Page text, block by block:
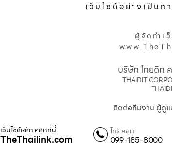
เว็บไซต์อย่างเป็นท
ผู้จัดทำเ
บริษัท ไทยดิท
THAIDIT
ติดต่อทีมงาน ผู้ดู
เว็บไซต์หลัก คลิกที่นี่
TheThailink.com
โทร คลิก
099-185-8000